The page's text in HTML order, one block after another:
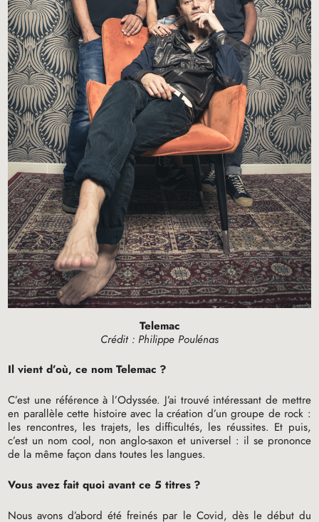
Telemac
Crédit : Philippe Poulénas
Il vient d’où, ce nom Telemac ?
C’est une référence à l’Odyssée. J’ai trouvé intéressant de mettre
en parallèle cette histoire avec la création d’un groupe de rock :
les rencontres, les trajets, les difficultés, les réussites. Et puis,
c’est un nom cool, non anglo-saxon et universel : il se prononce
de la même façon dans toutes les langues.
Vous avez fait quoi avant ce 5 titres ?
Nous avons d’abord été freinés par le Covid, dès le début du